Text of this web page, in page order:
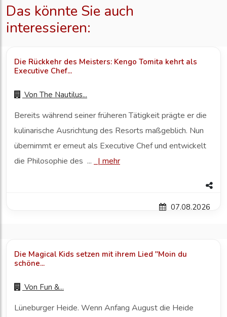
Das könnte Sie auch
interessieren:
Die Rückkehr des Meisters: Kengo Tomita kehrt als
Executive Chef...
Von The Nautilus...
Bereits während seiner früheren Tätigkeit prägte er die
kulinarische Ausrichtung des Resorts maßgeblich. Nun
übernimmt er erneut als Executive Chef und entwickelt
die Philosophie des ...
| mehr
07.08.2026
Die Magical Kids setzen mit ihrem Lied "Moin du
schöne...
Von Fun &...
Lüneburger Heide. Wenn Anfang August die Heide